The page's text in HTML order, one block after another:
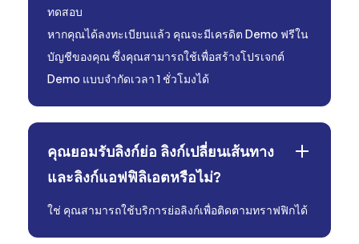
ทดสอบ
หากคุณได้ลงทะเบียนแล้ว คุณจะมีเครดิต Demo ฟรีใน
บัญชีของคุณ ซึ่งคุณสามารถใช้เพื่อสร้างโปรเจกต์
Demo แบบจำกัดเวลา 1 ชั่วโมงได้
คุณยอมรับลิงก์ย่อ ลิงก์เปลี่ยนเส้นทาง
และลิงก์แอฟฟิลิเอตหรือไม่?
ใช่ คุณสามารถใช้บริการย่อลิงก์เพื่อติดตามทราฟฟิกได้